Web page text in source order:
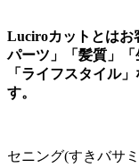
Luciroカットとはお
パーツ」「髪質」「
「ライフスタイル
す。
セニング(すきバサ